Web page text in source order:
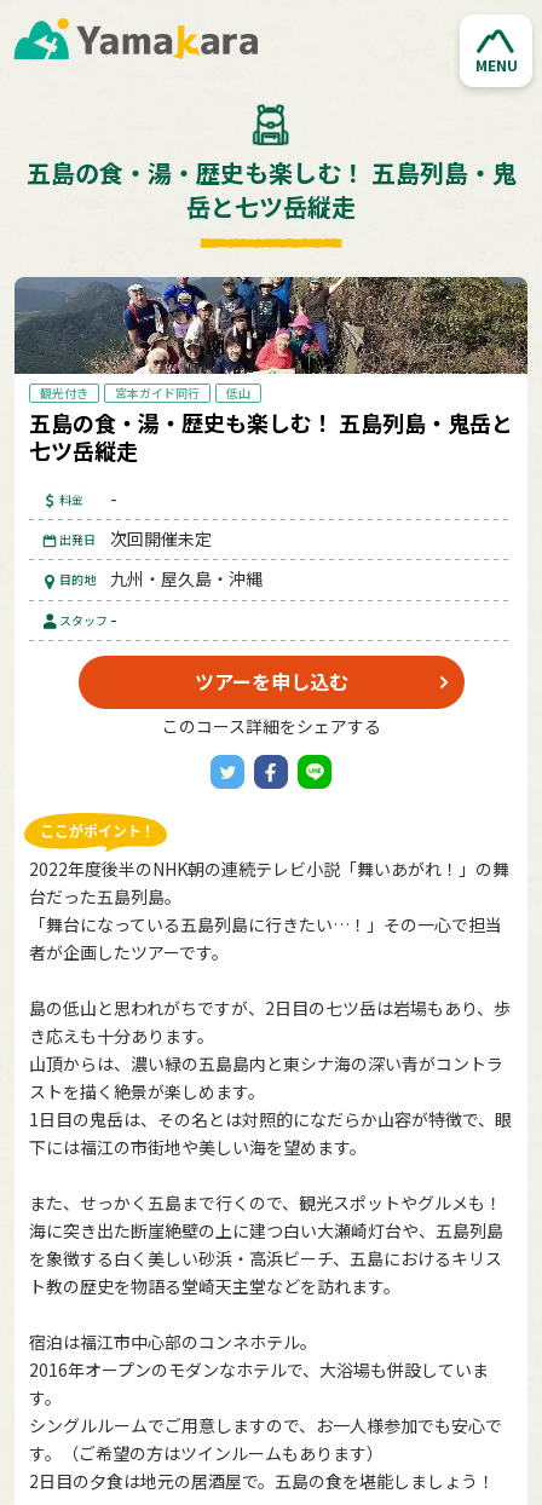
MENU
五島の食・湯・歴史も楽しむ！ 五島列島・鬼
岳と七ツ岳縦走
観光付き 宮本ガイド同行 低山
五島の食・湯・歴史も楽しむ！ 五島列島・鬼岳と
七ツ岳縦走
料金 -
出発日 次回開催未定
目的地 九州・屋久島・沖縄
スタッフ -
ツアーを申し込む
このコース詳細をシェアする
2022年度後半のNHK朝の連続テレビ小説「舞いあがれ！」の舞
台だった五島列島。
「舞台になっている五島列島に行きたい…！」その一心で担当
者が企画したツアーです。
島の低山と思われがちですが、2日目の七ツ岳は岩場もあり、歩
き応えも十分あります。
山頂からは、濃い緑の五島島内と東シナ海の深い青がコントラ
ストを描く絶景が楽しめます。
1日目の鬼岳は、その名とは対照的になだらか山容が特徴で、眼
下には福江の市街地や美しい海を望めます。
また、せっかく五島まで行くので、観光スポットやグルメも！
海に突き出た断崖絶壁の上に建つ白い大瀬崎灯台や、五島列島
を象徴する白く美しい砂浜・高浜ビーチ、五島におけるキリス
ト教の歴史を物語る堂崎天主堂などを訪れます。
宿泊は福江市中心部のコンネホテル。
2016年オープンのモダンなホテルで、大浴場も併設していま
す。
シングルルームでご用意しますので、お一人様参加でも安心で
す。（ご希望の方はツインルームもあります）
2日目の夕食は地元の居酒屋で。五島の食を堪能しましょう！